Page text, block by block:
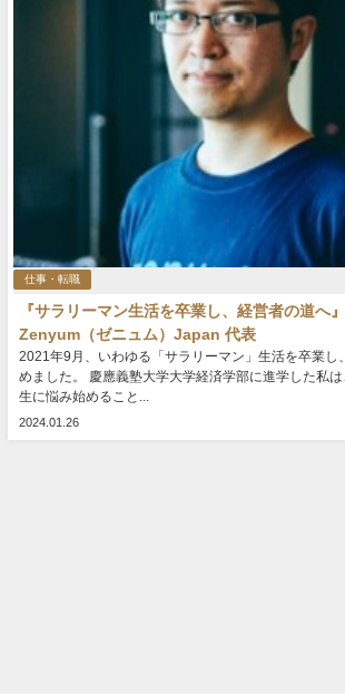
仕事・転職
『サラリーマン生活を卒業し、経営者の道へ
Zenyum（ゼニュム）Japan 代表
2021年9月、いわゆる「サラリーマン」生活を卒業し
めました。 慶應義塾大学大学経済学部に進学した私
生に悩み始めること...
2024.01.26